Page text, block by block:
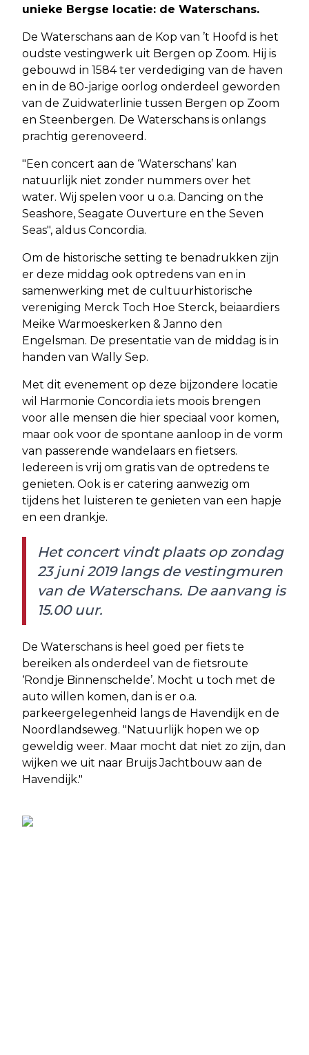
unieke Bergse locatie: de Waterschans.
De Waterschans aan de Kop van ’t Hoofd is het
oudste vestingwerk uit Bergen op Zoom. Hij is
gebouwd in 1584 ter verdediging van de haven
en in de 80-jarige oorlog onderdeel geworden
van de Zuidwaterlinie tussen Bergen op Zoom
en Steenbergen. De Waterschans is onlangs
prachtig gerenoveerd.
"Een concert aan de ‘Waterschans’ kan
natuurlijk niet zonder nummers over het
water. Wij spelen voor u o.a. Dancing on the
Seashore, Seagate Ouverture en the Seven
Seas", aldus Concordia.
Om de historische setting te benadrukken zijn
er deze middag ook optredens van en in
samenwerking met de cultuurhistorische
vereniging Merck Toch Hoe Sterck, beiaardiers
Meike Warmoeskerken & Janno den
Engelsman. De presentatie van de middag is in
handen van Wally Sep.
Met dit evenement op deze bijzondere locatie
wil Harmonie Concordia iets moois brengen
voor alle mensen die hier speciaal voor komen,
maar ook voor de spontane aanloop in de vorm
van passerende wandelaars en fietsers.
Iedereen is vrij om gratis van de optredens te
genieten. Ook is er catering aanwezig om
tijdens het luisteren te genieten van een hapje
en een drankje.
Het concert vindt plaats op zondag
23 juni 2019 langs de vestingmuren
van de Waterschans. De aanvang is
15.00 uur.
De Waterschans is heel goed per fiets te
bereiken als onderdeel van de fietsroute
‘Rondje Binnenschelde’. Mocht u toch met de
auto willen komen, dan is er o.a.
parkeergelegenheid langs de Havendijk en de
Noordlandseweg. "Natuurlijk hopen we op
geweldig weer. Maar mocht dat niet zo zijn, dan
wijken we uit naar Bruijs Jachtbouw aan de
Havendijk."